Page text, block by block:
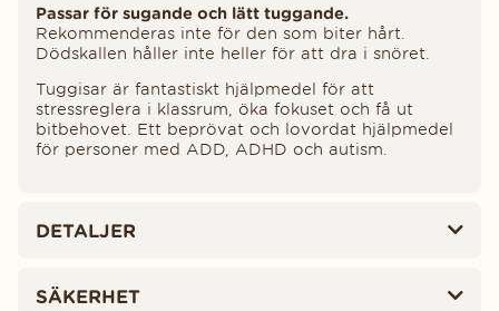
Passar för sugande och lätt tuggande.
Rekommenderas inte för den som biter hårt.
Dödskallen håller inte heller för att dra i snöret.
Tuggisar är fantastiskt hjälpmedel för att
stressreglera i klassrum, öka fokuset och få ut
bitbehovet. Ett beprövat och lovordat hjälpmedel
för personer med ADD, ADHD och autism.
DETALJER
SÄKERHET